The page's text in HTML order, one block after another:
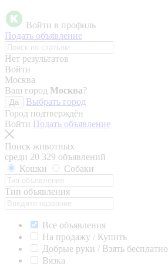
Войти в профиль
Подать объявление
Нет результатов
Войти
Москва
Ваш город Москва?
Да
Выбрать город
Город подтверждён
Войти Подать объявление
Поиск животных
среди 20 329 объявлений
Кошки
Собаки
Тип объявления
Все объявления
На продажу / Купить
Добрые руки / Взять бесплатно
Вязка